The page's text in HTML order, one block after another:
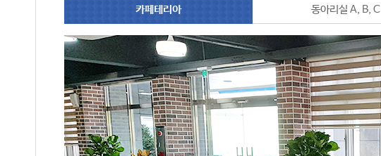
카페테리아 동아리실 A, B, C